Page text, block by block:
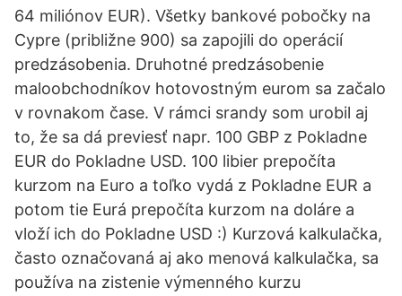
64 miliónov EUR). Všetky bankové pobočky na
Cypre (približne 900) sa zapojili do operácií
predzásobenia. Druhotné predzásobenie
maloobchodníkov hotovostným eurom sa začalo
v rovnakom čase. V rámci srandy som urobil aj
to, že sa dá previesť napr. 100 GBP z Pokladne
EUR do Pokladne USD. 100 libier prepočíta
kurzom na Euro a toľko vydá z Pokladne EUR a
potom tie Eurá prepočíta kurzom na doláre a
vloží ich do Pokladne USD :) Kurzová kalkulačka,
často označovaná aj ako menová kalkulačka, sa
používa na zistenie výmenného kurzu